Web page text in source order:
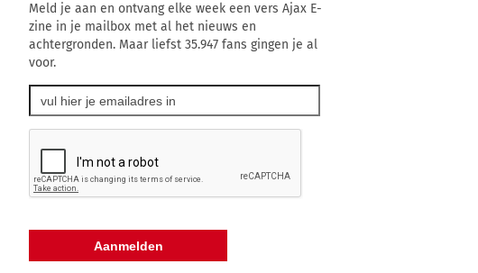
Meld je aan en ontvang elke week een vers Ajax E-
zine in je mailbox met al het nieuws en
achtergronden. Maar liefst 35.947 fans gingen je al
voor.